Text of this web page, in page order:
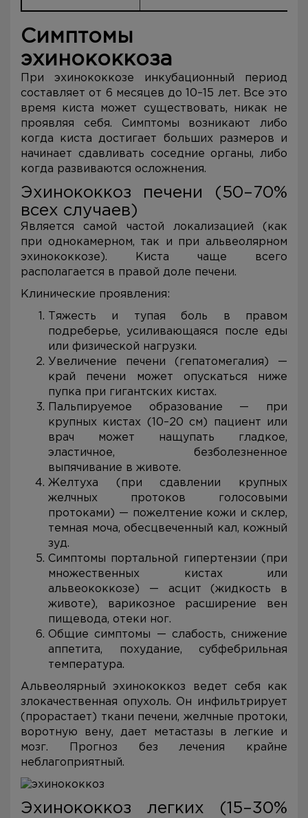
Симптомы
эхинококкоза
При эхинококкозе инкубационный период
составляет от 6 месяцев до 10–15 лет. Все это
время киста может существовать, никак не
проявляя себя. Симптомы возникают либо
когда киста достигает больших размеров и
начинает сдавливать соседние органы, либо
когда развиваются осложнения.
Эхинококкоз печени (50–70%
всех случаев)
Является самой частой локализацией (как
при однокамерном, так и при альвеолярном
эхинококкозе). Киста чаще всего
располагается в правой доле печени.
Клинические проявления:
Тяжесть и тупая боль в правом
подреберье, усиливающаяся после еды
или физической нагрузки.
Увеличение печени (гепатомегалия) —
край печени может опускаться ниже
пупка при гигантских кистах.
Пальпируемое образование — при
крупных кистах (10–20 см) пациент или
врач может нащупать гладкое,
эластичное, безболезненное
выпячивание в животе.
Желтуха (при сдавлении крупных
желчных протоков голосовыми
протоками) — пожелтение кожи и склер,
темная моча, обесцвеченный кал, кожный
зуд.
Симптомы портальной гипертензии (при
множественных кистах или
альвеококкозе) — асцит (жидкость в
животе), варикозное расширение вен
пищевода, отеки ног.
Общие симптомы — слабость, снижение
аппетита, похудание, субфебрильная
температура.
Альвеолярный эхинококкоз ведет себя как
злокачественная опухоль. Он инфильтрирует
(прорастает) ткани печени, желчные протоки,
воротную вену, дает метастазы в легкие и
мозг. Прогноз без лечения крайне
неблагоприятный.
Эхинококкоз легких (15–30%